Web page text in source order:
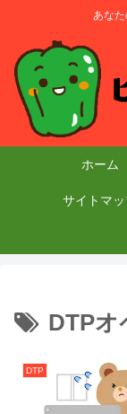
あなた
ホーム
サイトマ
DTPオ
DTP